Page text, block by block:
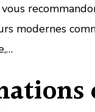
modernes